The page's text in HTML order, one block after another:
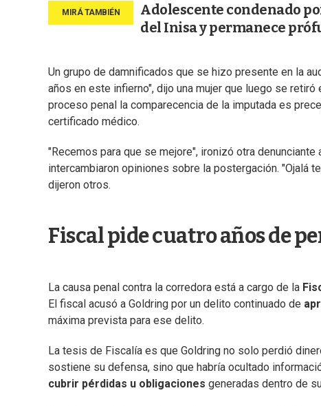
Adolescente condenado
del Inisa y permanece
Un grupo de damnificados que se hizo presente en la
años en este infierno", dijo una mujer que luego se
proceso penal la comparecencia de la imputada es
certificado médico.
"Recemos para que se mejore", ironizó otra
intercambiaron opiniones sobre la postergación. "Ojalá
dijeron otros.
Fiscal pide cuatro años de
La causa penal contra la corredora está a cargo de la
El fiscal acusó a Goldring por un delito continuado de
máxima prevista para ese delito.
La tesis de Fiscalía es que Goldring no solo perdió
sostiene su defensa, sino que habría ocultado
cubrir pérdidas u obligaciones generadas dentro de